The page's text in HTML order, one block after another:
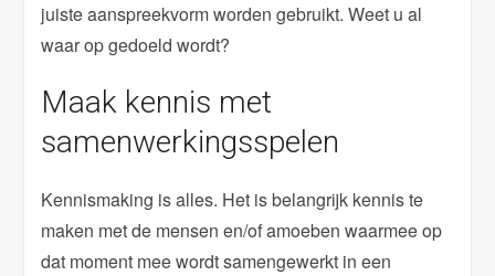
juiste aanspreekvorm worden gebruikt. Weet u al
waar op gedoeld wordt?
Maak kennis met
samenwerkingsspelen
Kennismaking is alles. Het is belangrijk kennis te
maken met de mensen en/of amoeben waarmee op
dat moment mee wordt samengewerkt in een